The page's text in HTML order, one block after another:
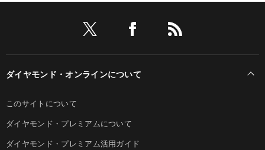
ダイヤモンド・オンラインについて
このサイトについて
ダイヤモンド・プレミアムについて
ダイヤモンド・プレミアム活用ガイド